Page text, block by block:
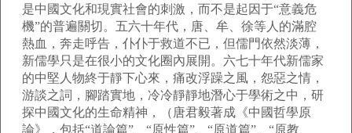
是中國文化和現實社會的刺激，而不是起因于“意義危
機”的普遍關切。五六十年代，唐、牟、徐等人的滿腔
熱血，奔走呼告，仆仆于救道不已，但儒門依然淡薄，
新儒學只是在很小的文化圈內展開。六七十年代新儒家
的中堅人物終于靜下心來，痛改浮躁之風，怨惡之情，
游談之詞，腳踏實地，冷冷靜靜地潛心于學術之中，研
探中國文化的生命精神，（唐君毅著成《中國哲學原
論》，包括“道論篇”、“原性篇”、“原道篇”、“原教